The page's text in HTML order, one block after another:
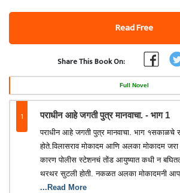
Read Free
Share This Book On:
Full Novel
1 पराधीन आहे जगती पुत्र मानवाचा. - भाग 1
पराधीन आहे जगती पुत्र मानवाचा. भाग १सकाळचे
होते.विलासराव मोकादम आणि अलका मोकादम
कारण पोलीस स्टेशनचं तोंड आयुष्यात कधी न
थरथर सुटली होती. नकळत अलका मोकादमनी
...Read More